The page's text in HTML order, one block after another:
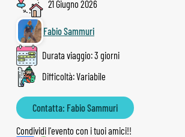
21 Giugno 2026
Fabio Sammuri
Durata viaggio: 3 giorni
Difficoltà: Variabile
Contatta: Fabio Sammuri
Condividi l'evento con i tuoi amici!!